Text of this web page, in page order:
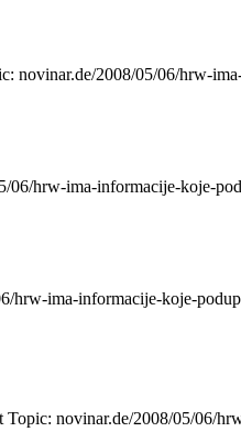
novinar.de/2008/05/06/hrw-
06/hrw-ima-informacije-koje-
hrw-ima-informacije-koje-
novinar.de/2008/05/06/